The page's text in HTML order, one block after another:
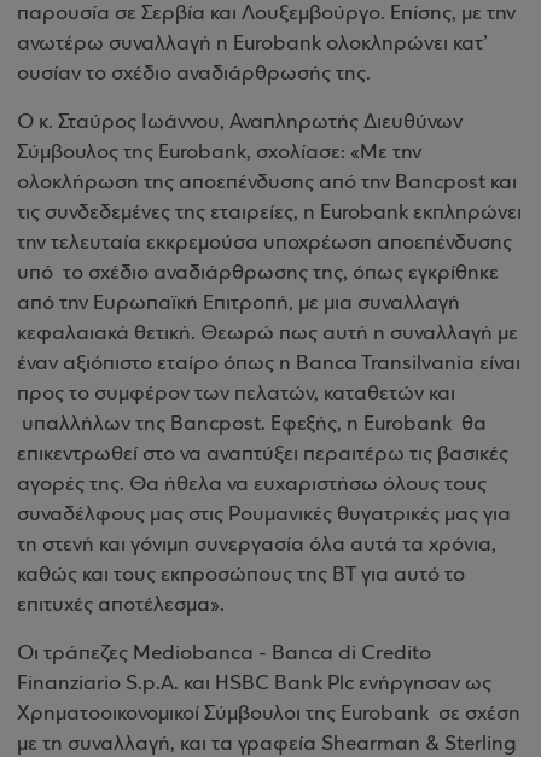
παρουσία σε Σερβία και Λουξεμβούργο. Επίσης, με την
ανωτέρω συναλλαγή η Eurobank ολοκληρώνει κατ’
ουσίαν το σχέδιο αναδιάρθρωσής της.
Ο κ. Σταύρος Ιωάννου, Αναπληρωτής Διευθύνων
Σύμβουλος της Eurobank, σχολίασε: «Με την
ολοκλήρωση της αποεπένδυσης από την Bancpost και
τις συνδεδεμένες της εταιρείες, η Eurobank εκπληρώνει
την τελευταία εκκρεμούσα υποχρέωση αποεπένδυσης
υπό το σχέδιο αναδιάρθρωσης της, όπως εγκρίθηκε
από την Ευρωπαϊκή Επιτροπή, με μια συναλλαγή
κεφαλαιακά θετική. Θεωρώ πως αυτή η συναλλαγή με
έναν αξιόπιστο εταίρο όπως η Banca Transilvania είναι
προς το συμφέρον των πελατών, καταθετών και
υπαλλήλων της Bancpost. Εφεξής, η Eurobank θα
επικεντρωθεί στο να αναπτύξει περαιτέρω τις βασικές
αγορές της. Θα ήθελα να ευχαριστήσω όλους τους
συναδέλφους μας στις Ρουμανικές θυγατρικές μας για
τη στενή και γόνιμη συνεργασία όλα αυτά τα χρόνια,
καθώς και τους εκπροσώπους της BT για αυτό το
επιτυχές αποτέλεσμα».
Οι τράπεζες Mediobanca - Banca di Credito
Finanziario S.p.A. και HSBC Bank Plc ενήργησαν ως
Χρηματοοικονομικοί Σύμβουλοι της Eurobank σε σχέση
με τη συναλλαγή, και τα γραφεία Shearman & Sterling